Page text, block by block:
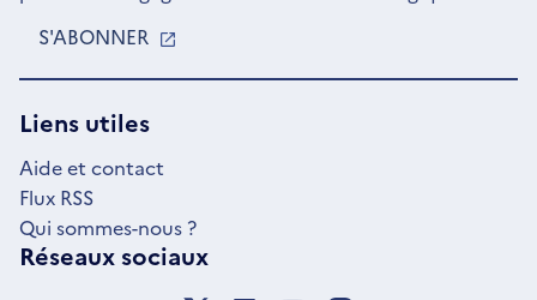
S'ABONNER
UNE
Liens utiles
Aide et contact
Flux RSS
Qui sommes-nous ?
Réseaux sociaux